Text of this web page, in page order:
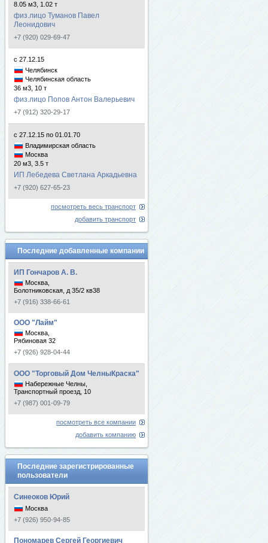
8.05 м3, 1.02 т
физ.лицо Туманов Павел
Леонидович
+7 (920) 029-69-47
с 27.12.15
Челябинск
Челябинская область
36 м3, 10 т
физ.лицо Попов Антон Валерьевич
+7 (912) 320-29-17
с 27.12.15 по 01.01.70
Владимирская область
Москва
20 м3, 3.5 т
ИП Лебедева Светлана Аркадьевна
+7 (920) 627-65-23
посмотреть весь транспорт
добавить транспорт
Последние добавленные компании
ИП Гончаров А. В.
Москва,
Болотниковская, д 35/2 кв38
+7 (916) 338-66-61
ООО "Лайм"
Москва,
Рябиновая 32
+7 (926) 928-04-44
ООО "Торговый Дом ЧелныКраска"
Набережные Челны,
Транспортный проезд, 10
+7 (987) 001-09-79
посмотреть все компании
добавить компанию
Последние зарегистрированные
пользователи
Синеоков Юрий
Москва
+7 (926) 950-94-85
Пономарев Сергей Георгиевич